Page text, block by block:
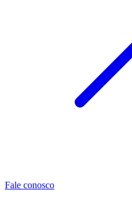
Fale conosco